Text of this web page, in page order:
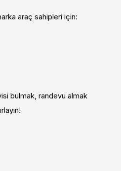
araç sahipleri için:
bulmak, randevu almak